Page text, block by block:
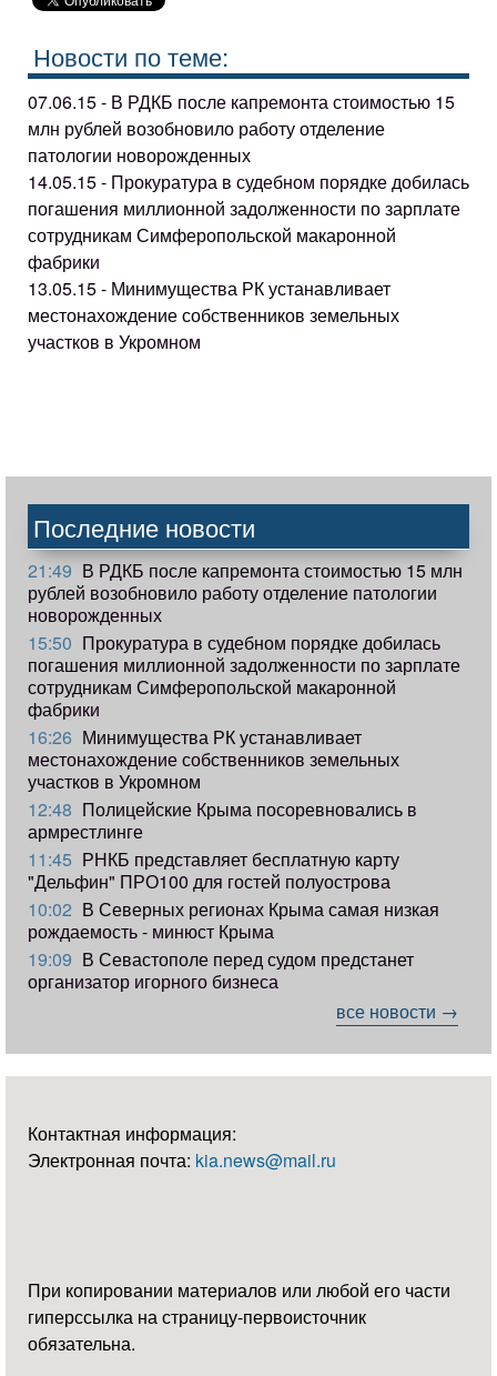
Новости по теме:
07.06.15 - В РДКБ после капремонта стоимостью 15
млн рублей возобновило работу отделение
патологии новорожденных
14.05.15 - Прокуратура в судебном порядке добилась
погашения миллионной задолженности по зарплате
сотрудникам Симферопольской макаронной
фабрики
13.05.15 - Минимущества РК устанавливает
местонахождение собственников земельных
участков в Укромном
Последние новости
21:49 В РДКБ после капремонта стоимостью 15 млн
рублей возобновило работу отделение патологии
новорожденных
15:50 Прокуратура в судебном порядке добилась
погашения миллионной задолженности по зарплате
сотрудникам Симферопольской макаронной
фабрики
16:26 Минимущества РК устанавливает
местонахождение собственников земельных
участков в Укромном
12:48 Полицейские Крыма посоревновались в
армрестлинге
11:45 РНКБ представляет бесплатную карту
"Дельфин" ПРО100 для гостей полуострова
10:02 В Северных регионах Крыма самая низкая
рождаемость - минюст Крыма
19:09 В Севастополе перед судом предстанет
организатор игорного бизнеса
все новости →
Контактная информация:
Электронная почта: kia.news@mail.ru
При копировании материалов или любой его части
гиперссылка на страницу-первоисточник
обязательна.